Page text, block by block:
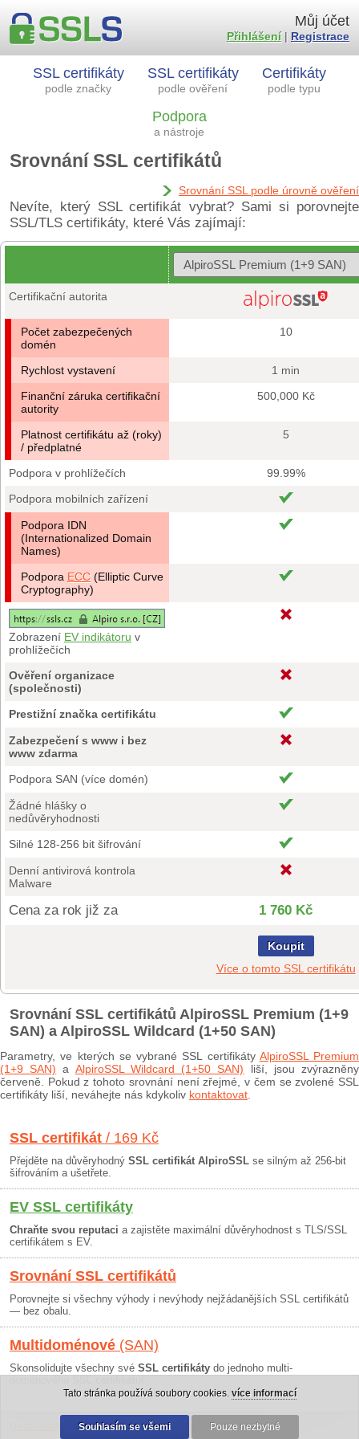
SSL certifikáty
podle značky
SSL certifikáty
podle ověření
Certifikáty
podle typu
Podpora
a nástroje
Můj účet
Přihlášení| Registrace
Srovnání SSL certifikátů
Srovnání SSL podle úrovně ověření
Nevíte, který SSL certifikát vybrat? Sami si porovnejte
SSL/TLS certifikáty, které Vás zajímají:
Certifikační autorita
Počet zabezpečených
domén
10
Rychlost vystavení
1 min
Finanční záruka certifikační
autority
500,000 Kč
Platnost certifikátu až (roky)
/ předplatné
5
Podpora v prohlížečích
99.99%
Podpora mobilních zařízení
Podpora IDN
(Internationalized Domain
Names)
Podpora ECC (Elliptic Curve
Cryptography)
Zobrazení EV indikátoru v
prohlížečích
Ověření organizace
(společnosti)
Prestižní značka certifikátu
Zabezpečení s www i bez
www zdarma
Podpora SAN (více domén)
Žádné hlášky o
nedůvěryhodnosti
Silné 128-256 bit šifrování
Denní antivirová kontrola
Malware
Cena za rok již za 1 760 Kč
Koupit
Více o tomto SSL certifikátu
Srovnání SSL certifikátů AlpiroSSL Premium (1+9
SAN) a AlpiroSSL Wildcard (1+50 SAN)
Parametry, ve kterých se vybrané SSL certifikáty AlpiroSSL Premium
(1+9 SAN) a AlpiroSSL Wildcard (1+50 SAN) liší, jsou zvýrazněny
červeně. Pokud z tohoto srovnání není zřejmé, v čem se zvolené SSL
certifikáty liší, neváhejte nás kdykoliv kontaktovat
SSL certifikát / 169 Kč
Přejděte na důvěryhodný SSL certifikát AlpiroSSL se silným až 256-bit
šifrováním a ušetřete.
EV SSL certifikáty
Chraňte svou reputaci a zajistěte maximální důvěryhodnost s TLS/SSL
certifikátem s EV.
Srovnání SSL certifikátů
Porovnejte si všechny výhody i nevýhody nejžádanějších SSL certifikátů
— bez obalu.
Multidoménové (SAN)
Skonsolidujte všechny své SSL certifikáty do jednoho multi-
Obchodní podmínky|30 dní záruka
Tato stránka používá soubory cookies. více informací
Souhlasím se všemi Pouze nezbytné